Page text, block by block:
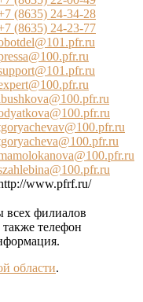
(8635) 24-34-28
(8635) 24-23-77
www.pfrf.ru/
всех филиалов
телефон
области.